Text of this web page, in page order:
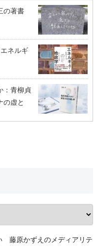
の著書
ネルギ
：青柳貞
の虚と
藤原かずえのメディアリテ